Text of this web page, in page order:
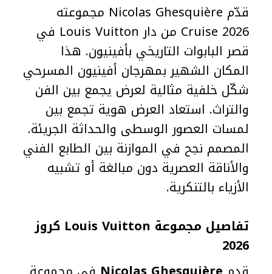
قدّم Nicolas Ghesquière مجموعته
Cruise 2026 من دار Louis Vuitton في
قصر البابوات التاريخي بأفينيون. هذا
المكان الشهير بمهرجان أفينيون المسرحي
شكّل خلفية مثالية لعرض يجمع بين الفن
والتراث. استعاد العرض هوية تجمع بين
لمسات العصور الوسطى والحداثة الجريئة.
المصمم نجح في الموازنة بين الطابع الفني
والأناقة العصرية دون مبالغة أو تشبيه
الأزياء بالتنكرية.
تفاصيل مجموعة Louis Vuitton كروز
2026